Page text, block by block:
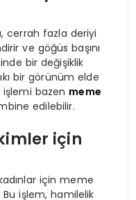
cerrah fazla deriyi
ve göğüs başını
bir değişiklik
bir görünüm elde
işlemi bazen meme
edilebilir.
için
için meme
işlem, hamilelik